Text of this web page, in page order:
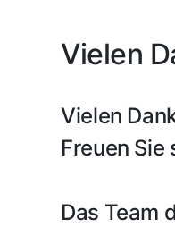
Vielen
Vielen
Freuen
Das Team